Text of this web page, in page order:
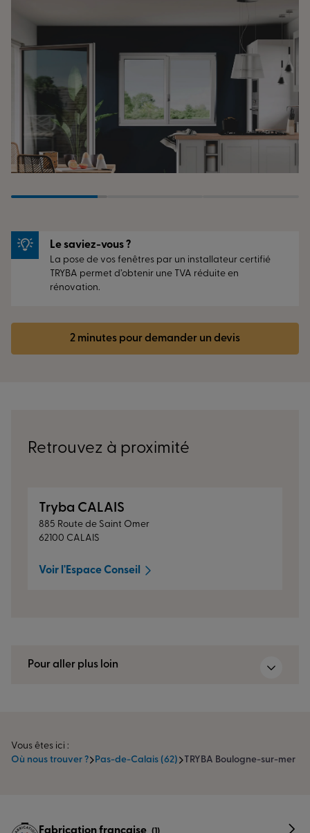
Le saviez-vous ?
La pose de vos fenêtres par un installateur certifié
TRYBA permet d’obtenir une TVA réduite en
rénovation.
2 minutes pour demander un devis
Retrouvez à proximité
Tryba CALAIS
885 Route de Saint Omer
62100 CALAIS
Voir l'Espace Conseil
Pour aller plus loin
Vous êtes ici :
Où nous trouver ?
Pas-de-Calais (62) TRYBA Boulogne-sur-mer
Fabrication française (1)